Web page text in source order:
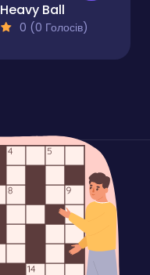
Heavy Ball
0 (0 Голосів)